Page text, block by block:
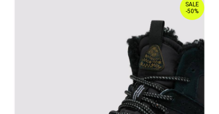
SALE
-50%